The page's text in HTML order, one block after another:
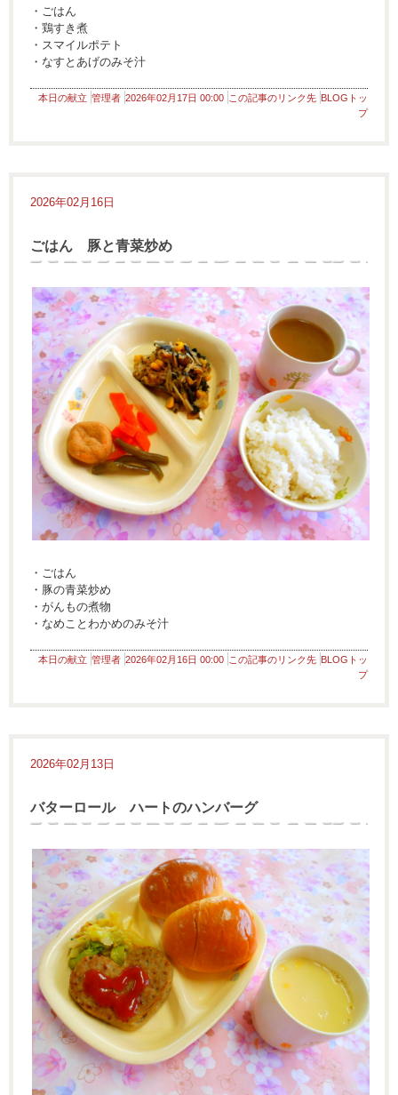
・ごはん
・鶏すき煮
・スマイルポテト
・なすとあげのみそ汁
本日の献立 管理者 2026年02月17日 00:00 この記事のリンク先 BLOGトッ
プ
2026年02月16日
ごはん 豚と青菜炒め
・ごはん
・豚の青菜炒め
・がんもの煮物
・なめことわかめのみそ汁
本日の献立 管理者 2026年02月16日 00:00 この記事のリンク先 BLOGトッ
プ
2026年02月13日
バターロール ハートのハンバーグ